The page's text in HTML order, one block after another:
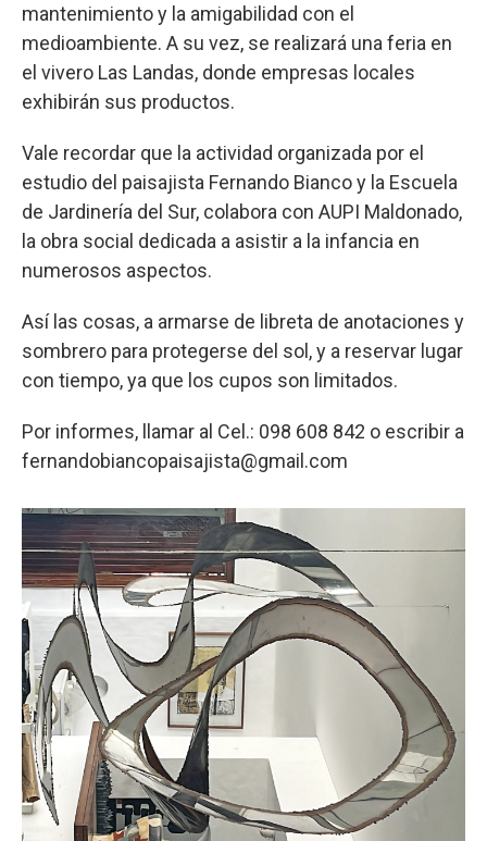
mantenimiento y la amigabilidad con el
medioambiente. A su vez, se realizará una feria en
el vivero Las Landas, donde empresas locales
exhibirán sus productos.
Vale recordar que la actividad organizada por el
estudio del paisajista Fernando Bianco y la Escuela
de Jardinería del Sur, colabora con AUPI Maldonado,
la obra social dedicada a asistir a la infancia en
numerosos aspectos.
Así las cosas, a armarse de libreta de anotaciones y
sombrero para protegerse del sol, y a reservar lugar
con tiempo, ya que los cupos son limitados.
Por informes, llamar al Cel.: 098 608 842 o escribir a
fernandobiancopaisajista@gmail.com